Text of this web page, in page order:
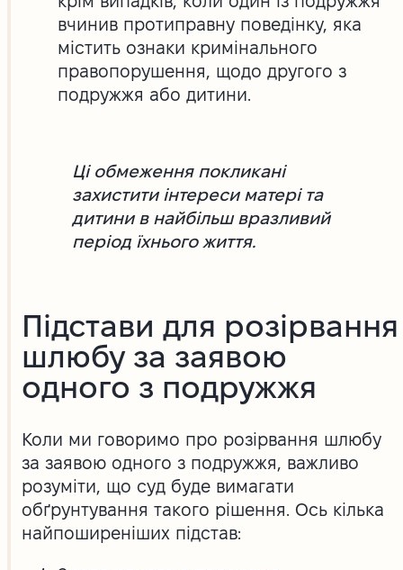
вчинив протиправну поведінку, яка
містить ознаки кримінального
правопорушення, щодо другого з
подружжя або дитини.
Ці обмеження покликані
захистити інтереси матері та
дитини в найбільш вразливий
період їхнього життя.
Підстави для розірвання
шлюбу за заявою
одного з подружжя
Коли ми говоримо про розірвання шлюбу
за заявою одного з подружжя, важливо
розуміти, що суд буде вимагати
обґрунтування такого рішення. Ось кілька
найпоширеніших підстав: